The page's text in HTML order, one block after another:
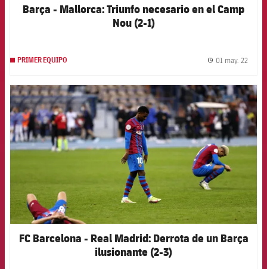
Barça - Mallorca: Triunfo necesario en el Camp
Nou (2-1)
PRIMER EQUIPO 01 may. 22
FCB Barcelona badge
FC Barcelona - Real Madrid: Derrota de un Barça
ilusionante (2-3)